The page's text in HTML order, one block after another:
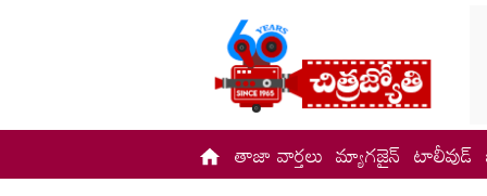
తాజా వార్తలు మ్యాగజైన్ టాలీవుడ్